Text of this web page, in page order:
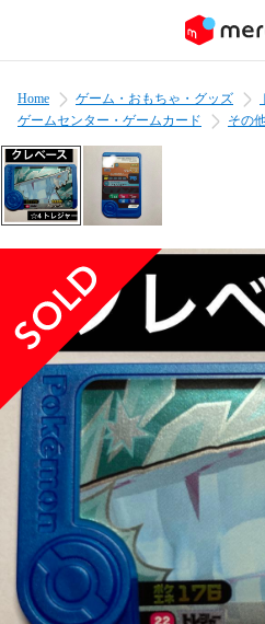
Home ゲーム・おもちゃ・グッズ
ゲームセンター・ゲームカード
その